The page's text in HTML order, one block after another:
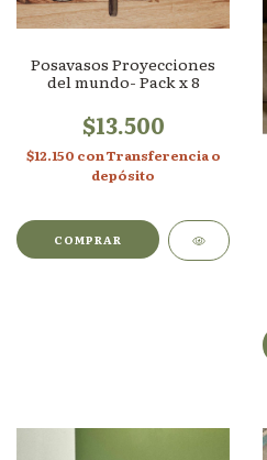
Posavasos Proyecciones
del mundo- Pack x 8
$13.500
$12.150 conTransferencia o
depósito